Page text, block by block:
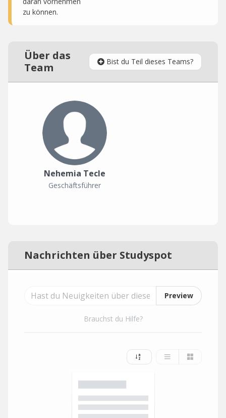
zu können.
Über das
Team
Bist du Teil dieses Teams?
Nehemia Tecle
Geschäftsführer
Nachrichten über Studyspot
Preview
Brauchst du Hilfe?